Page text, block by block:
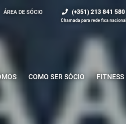
ÁREA DE SÓCIO (+351) 213 841 580
Chamada para rede fixa nacional
COMO SER SÓCIO FITNESS